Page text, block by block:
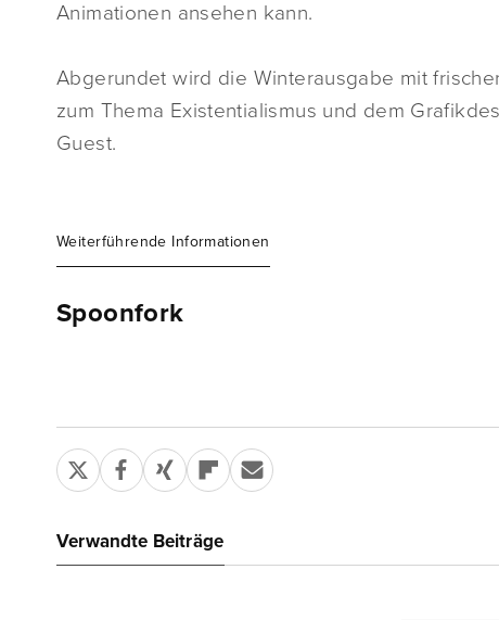
Animationen ansehen kann.
Abgerundet wird die Winterausgabe mit
zum Thema Existentialismus und dem
Guest.
Weiterführende Informationen
Spoonfork
Verwandte Beiträge